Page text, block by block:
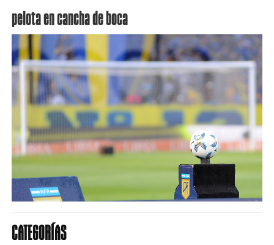
pelota en cancha de boca
CATEGORÍAS